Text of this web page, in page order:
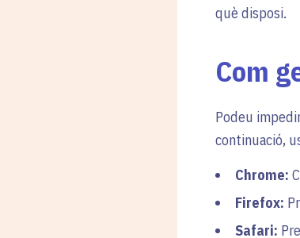
què disposi.
Com
Podeu
continuació,
Chrome:
Firefox:
Safari: